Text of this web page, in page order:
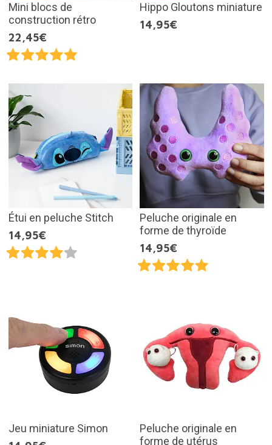
Mini blocs de
construction rétro
22,45€
Hippo Gloutons miniature
14,95€
Étui en peluche Stitch
14,95€
Peluche originale en
forme de thyroïde
14,95€
Jeu miniature Simon
Peluche originale en
forme de utérus